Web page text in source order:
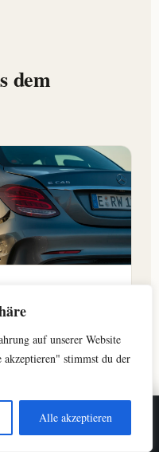
auf unserer Website
stimmst du der
Alle akzeptieren
dem
warum
ist und welche
sein müssen.
Restwert prüfen